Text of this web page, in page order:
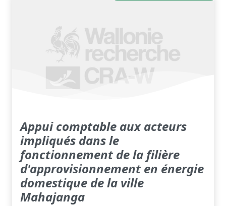
Appui comptable aux acteurs
impliqués dans le
fonctionnement de la filière
d'approvisionnement en énergie
domestique de la ville
Mahajanga